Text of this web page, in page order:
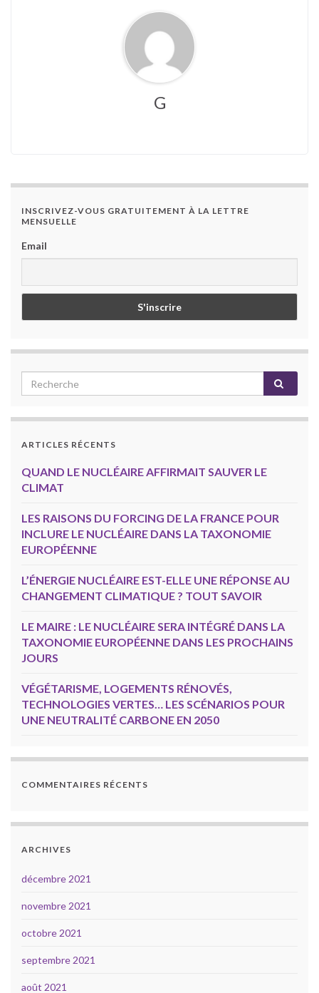
G
INSCRIVEZ-VOUS GRATUITEMENT À LA LETTRE
MENSUELLE
Email
ARTICLES RÉCENTS
QUAND LE NUCLÉAIRE AFFIRMAIT SAUVER LE
CLIMAT
LES RAISONS DU FORCING DE LA FRANCE POUR
INCLURE LE NUCLÉAIRE DANS LA TAXONOMIE
EUROPÉENNE
L’ÉNERGIE NUCLÉAIRE EST-ELLE UNE RÉPONSE AU
CHANGEMENT CLIMATIQUE ? TOUT SAVOIR
LE MAIRE : LE NUCLÉAIRE SERA INTÉGRÉ DANS LA
TAXONOMIE EUROPÉENNE DANS LES PROCHAINS
JOURS
VÉGÉTARISME, LOGEMENTS RÉNOVÉS,
TECHNOLOGIES VERTES… LES SCÉNARIOS POUR
UNE NEUTRALITÉ CARBONE EN 2050
COMMENTAIRES RÉCENTS
ARCHIVES
décembre 2021
novembre 2021
octobre 2021
septembre 2021
août 2021